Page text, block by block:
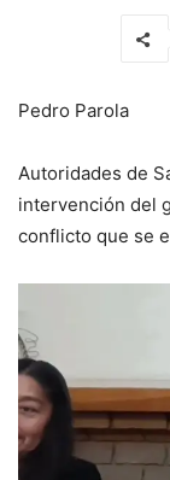
Pedro Parola
Autoridades de
intervención del
conflicto que se